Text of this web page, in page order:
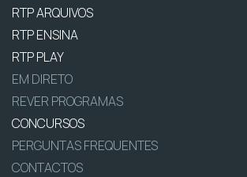
RTP ARQUIVOS
RTP ENSINA
RTP PLAY
EM DIRETO
REVER PROGRAMAS
CONCURSOS
PERGUNTAS FREQUENTES
CONTACTOS